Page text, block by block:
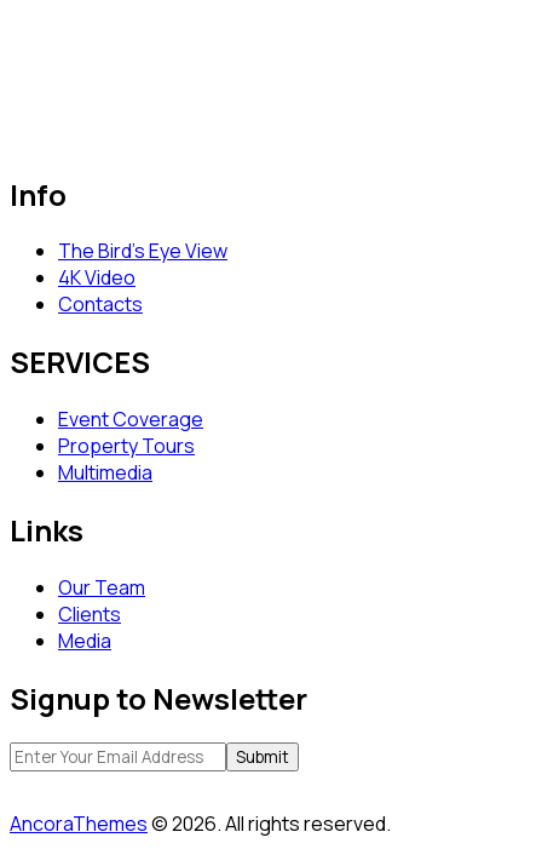
Info
The Bird’s Eye View
4K Video
Contacts
SERVICES
Event Coverage
Property Tours
Multimedia
Links
Our Team
Clients
Media
Signup to Newsletter
AncoraThemes© 2026. All rights reserved.